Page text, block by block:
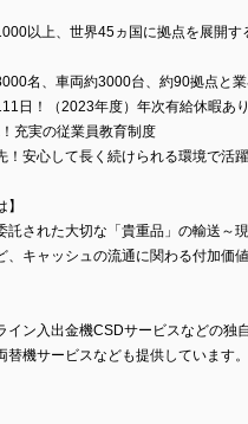
以上、世界45ヵ国に拠点を展開す
名、車両約3000台、約90拠点と
日！（2023年度）年次有給休暇あり
充実の従業員教育制度
！安心して長く続けられる環境で活躍
託された大切な「貴重品」の輸送～
、キャッシュの流通に関わる付加価
イン入出金機CSDサービスなどの独
替機サービスなども提供しています。